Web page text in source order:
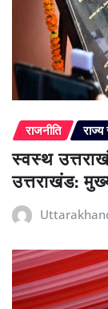
राजनीति राज्य
स्वस्थ
उत्तराखंड: